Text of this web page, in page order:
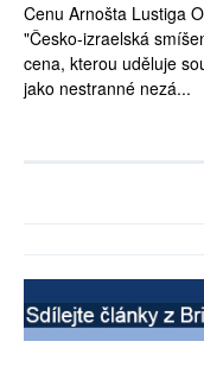
Cenu Arnošta Lustiga
"Česko-izraelská
cena, kterou uděluje
jako nestranné nezá...